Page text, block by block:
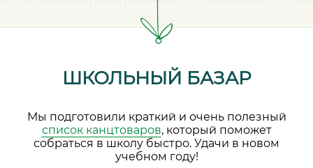
ШКОЛЬНЫЙ БАЗАР
Мы подготовили краткий и очень полезный
список канцтоваров, который поможет
собраться в школу быстро. Удачи в новом
учебном году!